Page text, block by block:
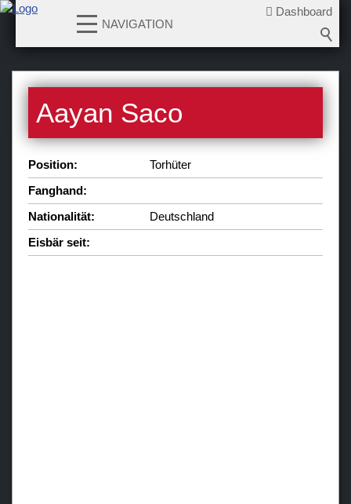
Dashboard
NAVIGATION
News
Teams
Verein
Sponsoren / Partner
Fanzone
Aayan Saco
Position:
Torhüter
Fanghand:
Nationalität:
Deutschland
Eisbär seit: